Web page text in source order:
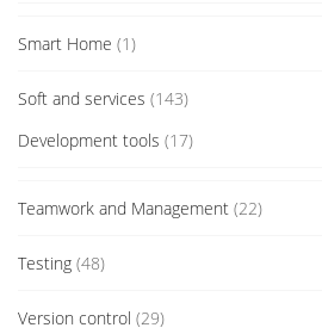
Smart Home (1)
Soft and services (143)
Development tools (17)
Teamwork and Management (22)
Testing (48)
Version control (29)